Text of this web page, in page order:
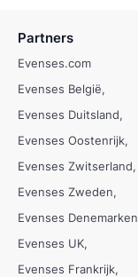
Partners
Evenses.com
Evenses België
Evenses Duitsland
Evenses Oostenrijk
Evenses Zwitserland
Evenses Zweden
Evenses Denemarken
Evenses UK
Evenses Frankrijk